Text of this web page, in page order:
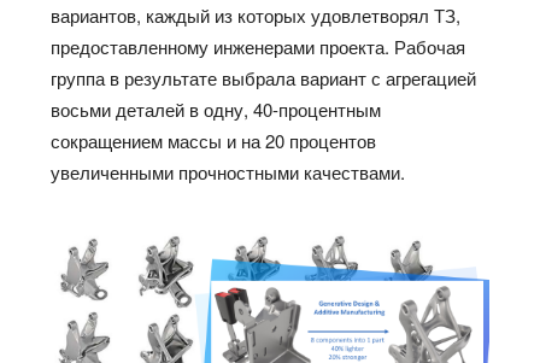
вариантов, каждый из которых удовлетворял ТЗ,
предоставленному инженерами проекта. Рабочая
группа в результате выбрала вариант с агрегацией
восьми деталей в одну, 40-процентным
сокращением массы и на 20 процентов
увеличенными прочностными качествами.